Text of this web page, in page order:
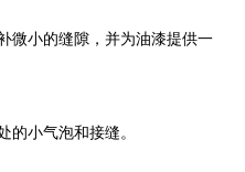
微小的缝隙，并为油漆提供一
的小气泡和接缝。